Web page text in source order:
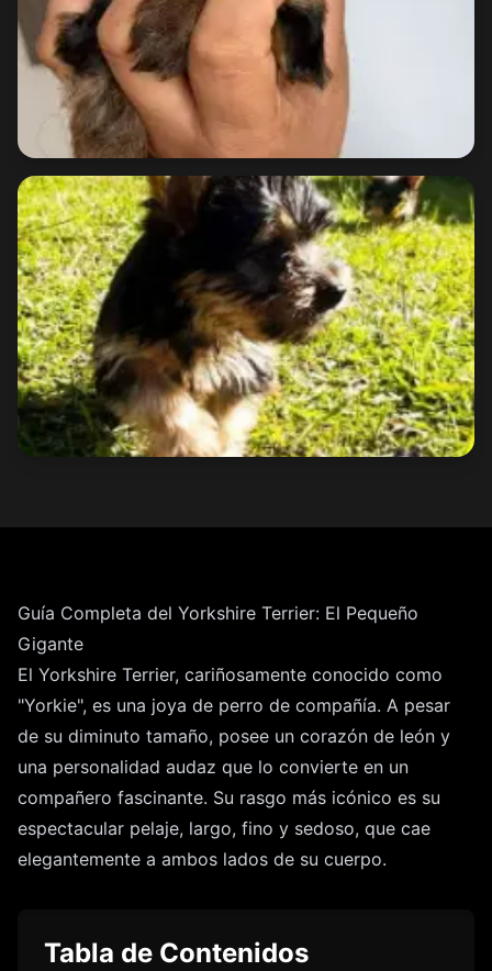
Guía Completa del Yorkshire Terrier: El Pequeño
Gigante
El Yorkshire Terrier, cariñosamente conocido como
"Yorkie", es una joya de perro de compañía. A pesar
de su diminuto tamaño, posee un corazón de león y
una personalidad audaz que lo convierte en un
compañero fascinante. Su rasgo más icónico es su
espectacular pelaje, largo, fino y sedoso, que cae
elegantemente a ambos lados de su cuerpo.
Tabla de Contenidos